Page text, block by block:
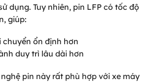
dụng. Tuy nhiên, pin LFP có tốc độ
giúp:
chuyển ổn định hơn
duy trì lâu dài hơn
pin này rất phù hợp với xe máy